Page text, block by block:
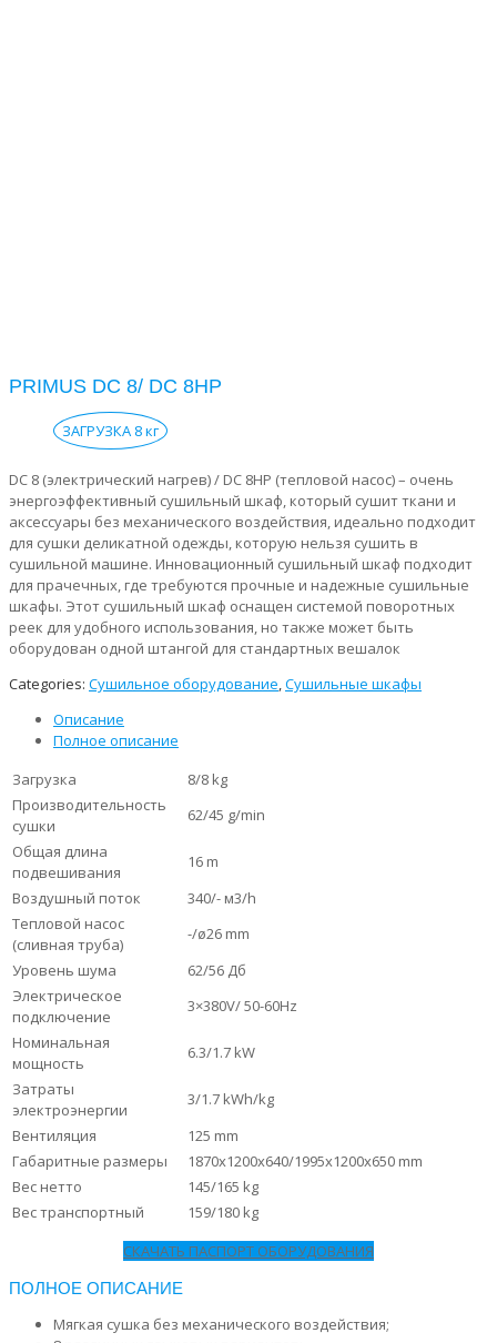
PRIMUS DC 8/ DC 8HP
ЗАГРУЗКА 8 кг
DC 8 (электрический нагрев) / DC 8HP (тепловой насос) – очень
энергоэффективный сушильный шкаф, который сушит ткани и
аксессуары без механического воздействия, идеально подходит
для сушки деликатной одежды, которую нельзя сушить в
сушильной машине. Инновационный сушильный шкаф подходит
для прачечных, где требуются прочные и надежные сушильные
шкафы. Этот сушильный шкаф оснащен системой поворотных
реек для удобного использования, но также может быть
оборудован одной штангой для стандартных вешалок
Categories: Cушильное оборудование,Cушильные шкафы
Описание
Полное описание
Загрузка
8/8 kg
Производительность
сушки
62/45 g/min
Общая длина
подвешивания
16 m
Воздушный поток
340/- м3/h
Тепловой насос
(сливная труба)
-/ø26 mm
Уровень шума
62/56 Дб
Электрическое
подключение
3×380V/ 50-60Hz
Номинальная
мощность
6.3/1.7 kW
Затраты
электроэнергии
3/1.7 kWh/kg
Вентиляция
125 mm
Габаритные размеры
1870х1200х640/1995x1200x650 mm
Вес нетто
145/165 kg
Вес транспортный
159/180 kg
СКАЧАТЬ ПАСПОРТ ОБОРУДОВАНИЯ
ПОЛНОЕ ОПИСАНИЕ
Мягкая сушка без механического воздействия;